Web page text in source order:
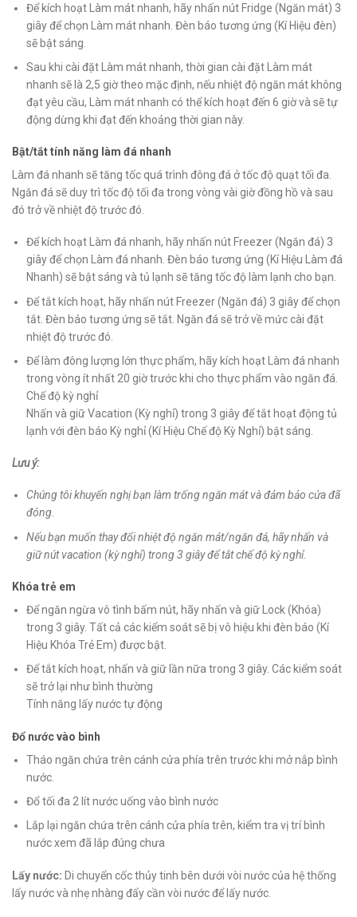
Để kích hoạt Làm mát nhanh, hãy nhấn nút Fridge (Ngăn mát) 3
giây để chọn Làm mát nhanh. Đèn báo tương ứng (Kí Hiệu đèn)
sẽ bật sáng.
Sau khi cài đặt Làm mát nhanh, thời gian cài đặt Làm mát
nhanh sẽ là 2,5 giờ theo mặc định, nếu nhiệt độ ngăn mát không
đạt yêu cầu, Làm mát nhanh có thể kích hoạt đến 6 giờ và sẽ tự
động dừng khi đạt đến khoảng thời gian này.
Bật/tắt tính năng làm đá nhanh
Làm đá nhanh sẽ tăng tốc quá trình đông đá ở tốc độ quạt tối đa.
Ngăn đá sẽ duy trì tốc độ tối đa trong vòng vài giờ đồng hồ và sau
đó trở về nhiệt độ trước đó.
Để kích hoạt Làm đá nhanh, hãy nhấn nút Freezer (Ngăn đá) 3
giây để chọn Làm đá nhanh. Đèn báo tương ứng (Kí Hiệu Làm đá
Nhanh) sẽ bật sáng và tủ lạnh sẽ tăng tốc độ làm lạnh cho bạn.
Để tắt kích hoạt, hãy nhấn nút Freezer (Ngăn đá) 3 giây để chọn
tắt. Đèn báo tương ứng sẽ tắt. Ngăn đá sẽ trở về mức cài đặt
nhiệt độ trước đó.
Để làm đông lượng lớn thực phẩm, hãy kích hoạt Làm đá nhanh
trong vòng ít nhất 20 giờ trước khi cho thực phẩm vào ngăn đá.
Chế độ kỳ nghỉ
Nhấn và giữ Vacation (Kỳ nghỉ) trong 3 giây để tắt hoạt động tủ
lạnh với đèn báo Kỳ nghỉ (Kí Hiệu Chế độ Kỳ Nghỉ) bật sáng.
Lưu ý:
Chúng tôi khuyến nghị bạn làm trống ngăn mát và đảm bảo cửa đã
đóng.
Nếu bạn muốn thay đổi nhiệt độ ngăn mát/ngăn đá, hãy nhấn và
giữ nút vacation (kỳ nghỉ) trong 3 giây để tắt chế độ kỳ nghỉ.
Khóa trẻ em
Để ngăn ngừa vô tình bấm nút, hãy nhấn và giữ Lock (Khóa)
trong 3 giây. Tất cả các kiểm soát sẽ bị vô hiệu khi đèn báo (Kí
Hiệu Khóa Trẻ Em) được bật.
Để tắt kích hoạt, nhấn và giữ lần nữa trong 3 giây. Các kiểm soát
sẽ trở lại như bình thường
Tính năng lấy nước tự động
Đổ nước vào bình
Tháo ngăn chứa trên cánh cửa phía trên trước khi mở nắp bình
nước.
Đổ tối đa 2 lít nước uống vào bình nước
Lắp lại ngăn chứa trên cánh cửa phía trên, kiểm tra vị trí bình
nước xem đã lắp đúng chưa
Lấy nước: Di chuyển cốc thủy tinh bên dưới vòi nước của hệ thống
lấy nước và nhẹ nhàng đẩy cần vòi nước để lấy nước.